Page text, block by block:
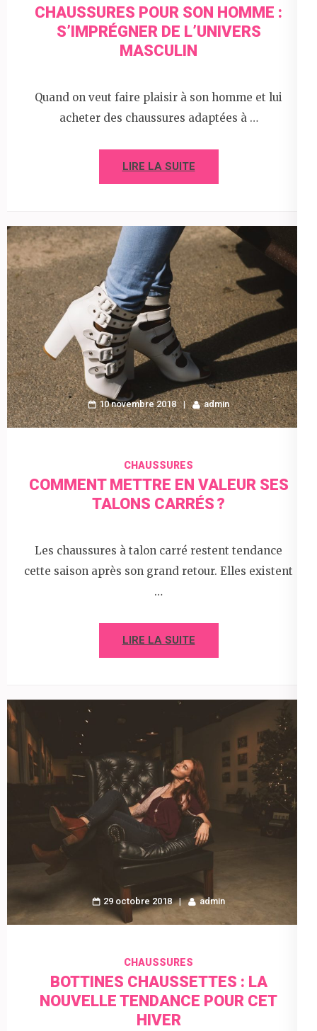
CHAUSSURES POUR SON HOMME :
S’IMPRÉGNER DE L’UNIVERS
MASCULIN
Quand on veut faire plaisir à son homme et lui
acheter des chaussures adaptées à …
LIRE LA SUITE
10 novembre 2018 admin
CHAUSSURES
COMMENT METTRE EN VALEUR SES
TALONS CARRÉS ?
Les chaussures à talon carré restent tendance
cette saison après son grand retour. Elles existent
…
LIRE LA SUITE
29 octobre 2018 admin
CHAUSSURES
BOTTINES CHAUSSETTES : LA
NOUVELLE TENDANCE POUR CET
HIVER